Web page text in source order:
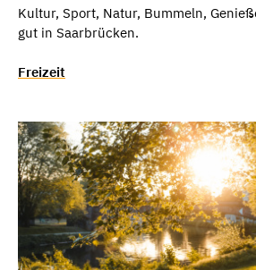
Kultur, Sport, Natur, Bummeln,
gut in Saarbrücken.
Freizeit